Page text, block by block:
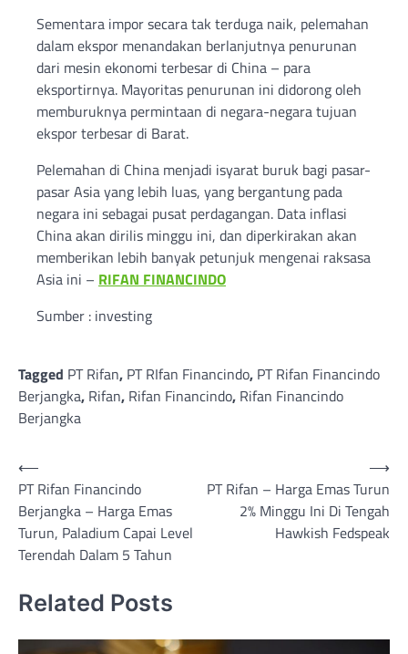
Sementara impor secara tak terduga naik, pelemahan
dalam ekspor menandakan berlanjutnya penurunan
dari mesin ekonomi terbesar di China – para
eksportirnya. Mayoritas penurunan ini didorong oleh
memburuknya permintaan di negara-negara tujuan
ekspor terbesar di Barat.
Pelemahan di China menjadi isyarat buruk bagi pasar-
pasar Asia yang lebih luas, yang bergantung pada
negara ini sebagai pusat perdagangan. Data inflasi
China akan dirilis minggu ini, dan diperkirakan akan
memberikan lebih banyak petunjuk mengenai raksasa
Asia ini – RIFAN FINANCINDO
Sumber : investing
Tagged PT Rifan, PT RIfan Financindo, PT Rifan Financindo
Berjangka, Rifan, Rifan Financindo, Rifan Financindo
Berjangka
Post
navigation
⟵
PT Rifan Financindo
Berjangka – Harga Emas
Turun, Paladium Capai Level
Terendah Dalam 5 Tahun
PT Rifan – Harga Emas Turun
2% Minggu Ini Di Tengah
Hawkish Fedspeak
⟶
Related Posts